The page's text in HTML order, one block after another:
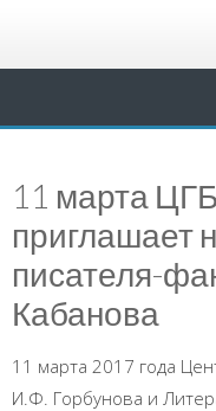
11 марта
приглашает
писателя-
Кабанова
11 марта 2017 года
И.Ф. Горбунова и